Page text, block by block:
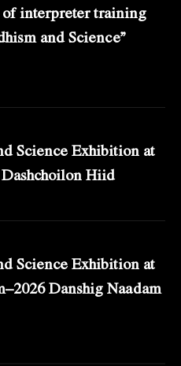
interpreter training
and Science”
Science Exhibition at
Hiid
Science Exhibition at
Danshig Naadam